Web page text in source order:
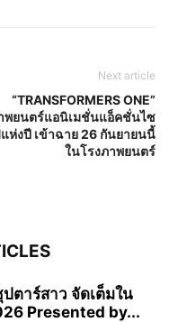
Next article
“TRANSFORMERS ONE”
พยนตร์แอนิเมชั่นแอ็คชั่นไซ
ห่งปี เข้าฉาย 26 กันยายนนี้
ในโรงภาพยนตร์
ตาร์สาว จัดเต็มใน
Presented by...